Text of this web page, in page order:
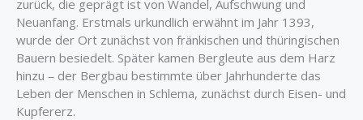
zurück, die geprägt ist von Wandel, Aufschwung und
Neuanfang. Erstmals urkundlich erwähnt im Jahr 1393,
wurde der Ort zunächst von fränkischen und thüringischen
Bauern besiedelt. Später kamen Bergleute aus dem Harz
hinzu – der Bergbau bestimmte über Jahrhunderte das
Leben der Menschen in Schlema, zunächst durch Eisen- und
Kupfererz.